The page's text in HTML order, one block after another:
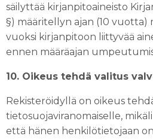
säilyttää kirjanpitoaineisto
§) määritellyn ajan (10 vuotta)
vuoksi kirjanpitoon liittyvää
ennen määräajan
10. Oikeus tehdä valitus
Rekisteröidyllä on oikeus
tietosuojaviranomaiselle,
että hänen henkilötietojaan